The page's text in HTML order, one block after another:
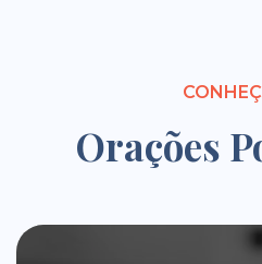
Orações